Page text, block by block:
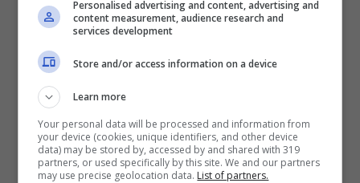
SNAI
1000€
VERIFICA
Personalised advertising and content, advertising and
content measurement, audience research and
services development
Store and/or access information on a device
Learn more
Your personal data will be processed and information from
your device (cookies, unique identifiers, and other device
data) may be stored by, accessed by and shared with 319
partners, or used specifically by this site. We and our partners
may use precise geolocation data. List of partners.